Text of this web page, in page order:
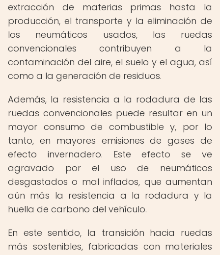
extracción de materias primas hasta la
producción, el transporte y la eliminación de
los neumáticos usados, las ruedas
convencionales contribuyen a la
contaminación del aire, el suelo y el agua, así
como a la generación de residuos.
Además, la resistencia a la rodadura de las
ruedas convencionales puede resultar en un
mayor consumo de combustible y, por lo
tanto, en mayores emisiones de gases de
efecto invernadero. Este efecto se ve
agravado por el uso de neumáticos
desgastados o mal inflados, que aumentan
aún más la resistencia a la rodadura y la
huella de carbono del vehículo.
En este sentido, la transición hacia ruedas
más sostenibles, fabricadas con materiales